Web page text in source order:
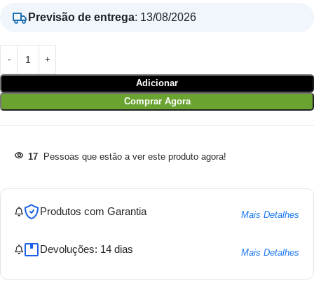
Previsão de entrega: 13/08/2026
Adicionar
Comprar Agora
17 Pessoas que estão a ver este produto agora!
Produtos com Garantia Mais Detalhes
Devoluções: 14 dias Mais Detalhes